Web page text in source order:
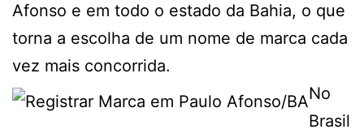
Afonso e em todo o estado da Bahia, o que
torna a escolha de um nome de marca cada
vez mais concorrida.
No
Brasil